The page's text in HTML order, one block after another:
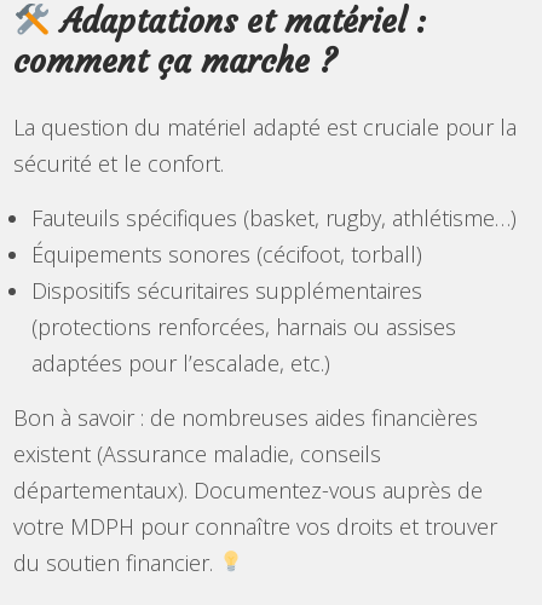
Adaptations et matériel :
comment ça marche ?
La question du matériel adapté est cruciale pour la
sécurité et le confort.
Fauteuils spécifiques (basket, rugby, athlétisme…)
Équipements sonores (cécifoot, torball)
Dispositifs sécuritaires supplémentaires
(protections renforcées, harnais ou assises
adaptées pour l’escalade, etc.)
Bon à savoir : de nombreuses aides financières
existent (Assurance maladie, conseils
départementaux). Documentez-vous auprès de
votre MDPH pour connaître vos droits et trouver
du soutien financier.